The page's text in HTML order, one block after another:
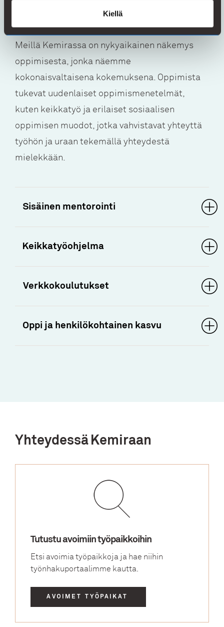
Kiellä
Meillä Kemirassa on nykyaikainen näkemys
oppimisesta, jonka näemme
kokonaisvaltaisena kokemuksena. Oppimista
tukevat uudenlaiset oppimismenetelmät,
kuten keikkatyö ja erilaiset sosiaalisen
oppimisen muodot, jotka vahvistavat yhteyttä
työhön ja uraan tekemällä yhteydestä
mielekkään.
Sisäinen mentorointi
Keikkatyöohjelma
Verkkokoulutukset
Oppi ja henkilökohtainen kasvu
Yhteydessä Kemiraan
Tutustu avoimiin työpaikkoihin
Etsi avoimia työpaikkoja ja hae niihin
työnhakuportaalimme kautta.
AVOIMET TYÖPAIKAT